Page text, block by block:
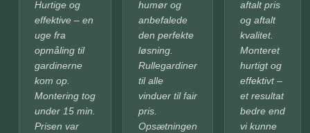
Hurtige og
effektive – en
uge fra
opmåling til
gardinerne
kom op.
Montering tog
under 15 min.
Prisen var
humør og
anbefalede
den perfekte
løsning.
Rullegardiner
til alle
vinduer til fair
pris.
Opsætningen
aftalt pris
og aftalt
kvalitet.
Monteret
hurtigt og
effektivt –
et resultat
bedre end
vi kunne